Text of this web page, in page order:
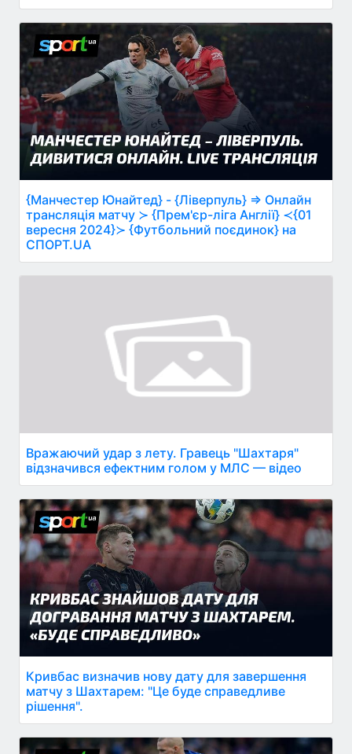
{Манчестер Юнайтед} - {Ліверпуль} ⇒ Онлайн
трансляція матчу ≻ {Прем'єр-ліга Англії} ≺{01
вересня 2024}≻ {Футбольний поєдинок} на
СПОРТ.UA
Вражаючий удар з лету. Гравець "Шахтаря"
відзначився ефектним голом у МЛС — відео
Кривбас визначив нову дату для завершення
матчу з Шахтарем: "Це буде справедливе
рішення".